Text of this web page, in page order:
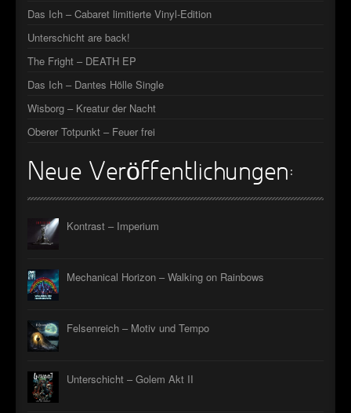
Das Ich – Cabaret limitierte Vinyl-Edition
Unterschicht are back!
The Fright – DEATH EP
Das Ich – Dantes Hölle Single
Wisborg – Kreatur der Nacht
Oberer Totpunkt – Feuer frei
Neue Veröffentlichungen:
Kontrast – Imperium
Mechanical Horizon – Walking on Rainbows
Felsenreich – Motiv und Tempo
Unterschicht – Golem Akt II